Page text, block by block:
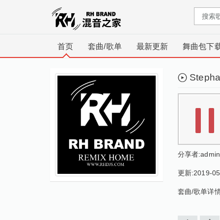
首页 套曲/歌单 最新更新 舞曲包下
分享者:admin
更新:2019-
套曲/歌单详